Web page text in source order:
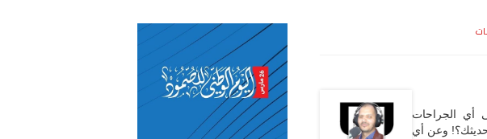
أي الجراحات
حديثك؟! وعن أي